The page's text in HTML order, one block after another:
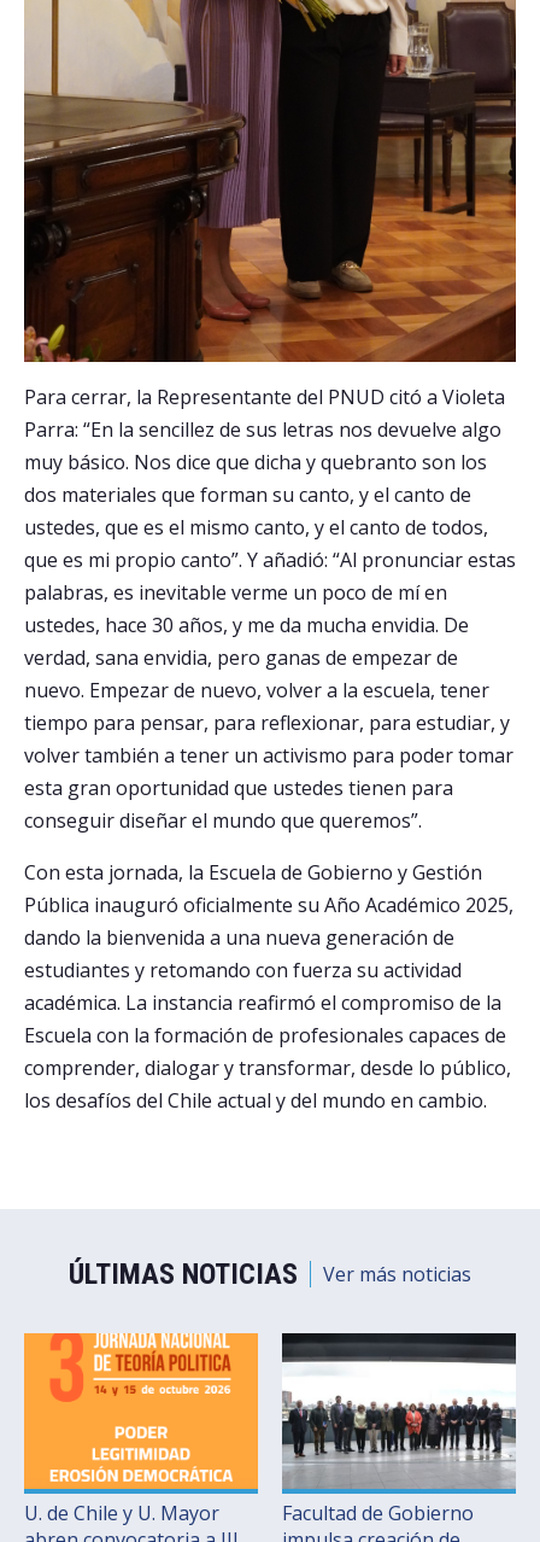
Para cerrar, la Representante del PNUD citó a Violeta
Parra: “En la sencillez de sus letras nos devuelve algo
muy básico. Nos dice que dicha y quebranto son los
dos materiales que forman su canto, y el canto de
ustedes, que es el mismo canto, y el canto de todos,
que es mi propio canto”. Y añadió: “Al pronunciar estas
palabras, es inevitable verme un poco de mí en
ustedes, hace 30 años, y me da mucha envidia. De
verdad, sana envidia, pero ganas de empezar de
nuevo. Empezar de nuevo, volver a la escuela, tener
tiempo para pensar, para reflexionar, para estudiar, y
volver también a tener un activismo para poder tomar
esta gran oportunidad que ustedes tienen para
conseguir diseñar el mundo que queremos”.
Con esta jornada, la Escuela de Gobierno y Gestión
Pública inauguró oficialmente su Año Académico 2025,
dando la bienvenida a una nueva generación de
estudiantes y retomando con fuerza su actividad
académica. La instancia reafirmó el compromiso de la
Escuela con la formación de profesionales capaces de
comprender, dialogar y transformar, desde lo público,
los desafíos del Chile actual y del mundo en cambio.
ÚLTIMAS NOTICIAS Ver más noticias
U. de Chile y U. Mayor
Facultad de Gobierno